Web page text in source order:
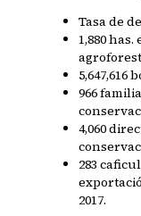
Tasa de
1,880
5,647,616
966
4,060
283
2017.